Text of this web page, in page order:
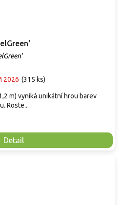
2026 (315 ks)
Detail
m) vyniká unikátní hrou barev
Roste...